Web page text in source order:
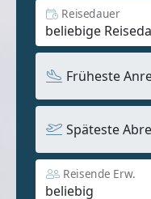
Reisedauer
Früheste
Späteste
Reisende Erw.